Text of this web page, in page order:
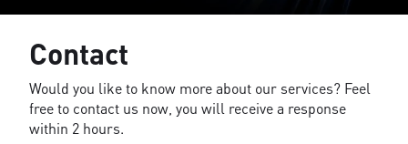
Contact
Would you like to know more about our services? Feel
free to contact us now, you will receive a response
within 2 hours.